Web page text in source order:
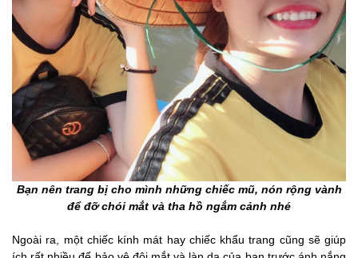
Bạn nên trang bị cho mình những chiếc mũ, nón rộng vành
để đỡ chói mắt và tha hồ ngắm cảnh nhé
Ngoài ra, một chiếc kính mát hay chiếc khẩu trang cũng sẽ giúp